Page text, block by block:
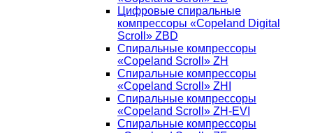
Цифровые спиральные
компрессоры «Copeland Digital
Scroll» ZBD
Спиральные компрессоры
«Copeland Scroll» ZH
Спиральные компрессоры
«Copeland Scroll» ZHI
Спиральные компрессоры
«Copeland Scroll» ZH-EVI
Спиральные компрессоры